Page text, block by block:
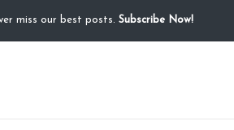
miss our best posts. Subscribe Now!